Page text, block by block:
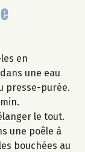
en
une eau
presse-purée.
le tout.
une poêle à
bouchées au